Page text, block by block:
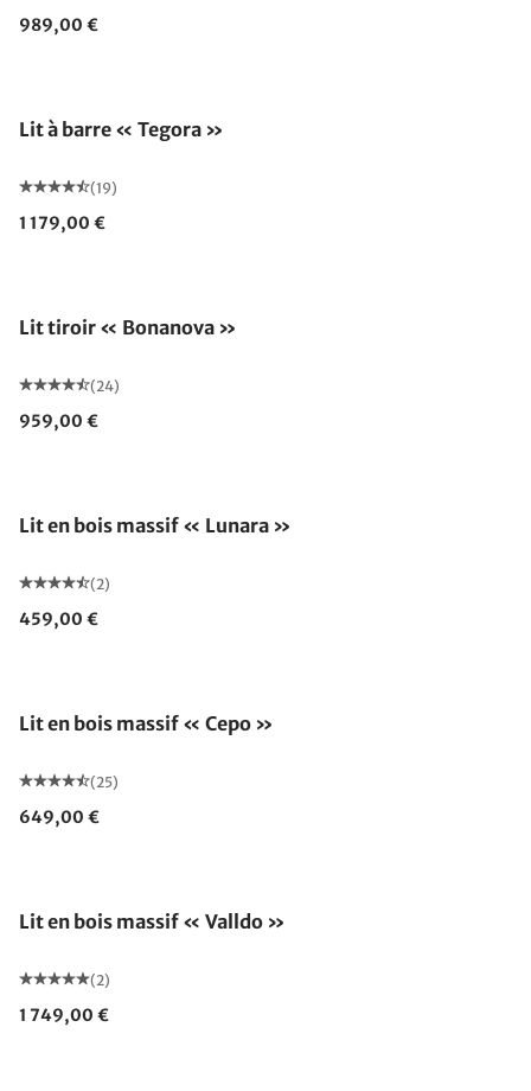
989,00 €
Lit à barre « Tegora »
(19)
1 179,00 €
Lit tiroir « Bonanova »
(24)
959,00 €
Lit en bois massif « Lunara »
(2)
459,00 €
Lit en bois massif « Cepo »
(25)
649,00 €
Lit en bois massif « Valldo »
(2)
1 749,00 €